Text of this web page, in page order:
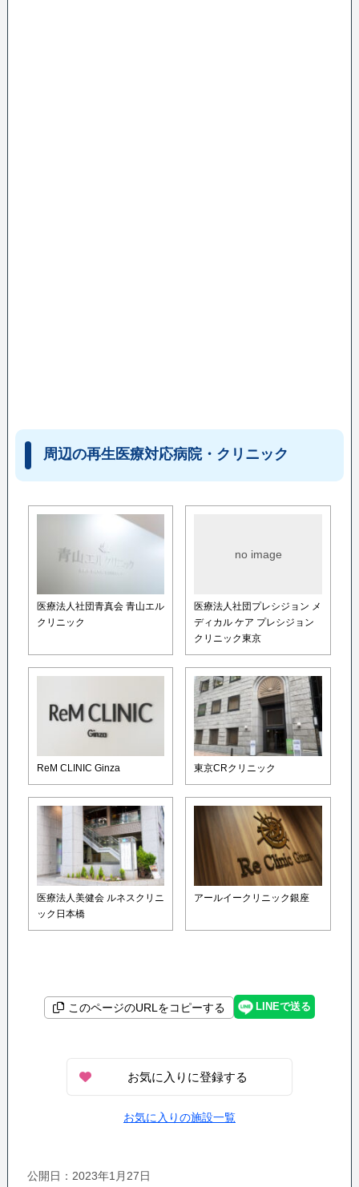
周辺の再生医療対応病院・クリニック
医療法人社団青真会 青山エル
クリニック
no image
医療法人社団プレシジョン メ
ディカル ケア プレシジョン
クリニック東京
ReM CLINIC Ginza 東京CRクリニック
医療法人美健会 ルネスクリニ
ック日本橋
アールイークリニック銀座
このページのURLをコピーする LINEで送る
お気に入りに登録する
お気に入りの施設一覧
公開日：2023年1月27日